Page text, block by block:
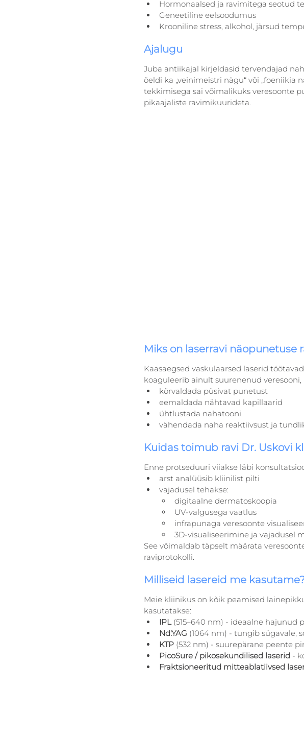
Hormonaalsed ja ravimitega seotud
Geneetiline eelsoodumus
Krooniline stress, alkohol, järsud
Ajalugu
Juba antiikajal kirjeldasid tervendajad
öeldi ka „veinimeistri nägu“ või „foeniikia
tekkimisega sai võimalikuks veresoonte
pikaajaliste ravimikuurideta.
Miks on laserravi näopunetuse
Kaasaegsed vaskulaarsed laserid
koaguleerib ainult suurenenud
kõrvaldada püsivat punetust
eemaldada nähtavad kapillaarid
ühtlustada nahatooni
vähendada naha reaktiivsust ja
Kuidas toimub ravi Dr. Uskovi
Enne protseduuri viiakse läbi
arst analüüsib kliinilist pilti
vajadusel tehakse:
digitaalne dermatoskoopia
UV-valgusega vaatlus
infrapunaga veresoonte
3D-visualiseerimine ja vajadusel
See võimaldab täpselt määrata
raviprotokolli.
Milliseid lasereid me
Meie kliinikus on kõik peamised
kasutatakse:
IPL (515–640 nm) - ideaalne hajunud
Nd:YAG (1064 nm) - tungib sügavale,
KTP (532 nm) - suurepärane peente
PicoSure / pikosekundilised laserid -
Fraktsioneeritud mitteablatiivsed